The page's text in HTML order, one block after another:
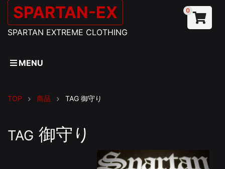
SPARTAN-EX
SPARTAN EXTREME CLOTHING
0
MENU
TOP 商品 TAG 御守り
TAG 御守り